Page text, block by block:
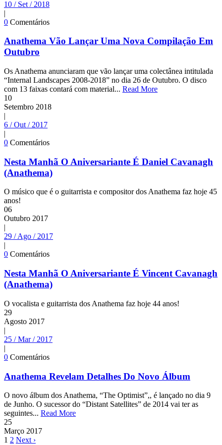
10 / Set / 2018
|
0 Comentários
Anathema Vão Lançar Uma Nova Compilação Em
Outubro
Os Anathema anunciaram que vão lançar uma colectânea intitulada
“Internal Landscapes 2008-2018” no dia 26 de Outubro. O disco
com 13 faixas contará com material... Read More
10
Setembro 2018
|
6 / Out / 2017
|
0 Comentários
Nesta Manhã O Aniversariante É Daniel Cavanagh
(Anathema)
O músico que é o guitarrista e compositor dos Anathema faz hoje 45
anos!
06
Outubro 2017
|
29 / Ago / 2017
|
0 Comentários
Nesta Manhã O Aniversariante É Vincent Cavanagh
(Anathema)
O vocalista e guitarrista dos Anathema faz hoje 44 anos!
29
Agosto 2017
|
25 / Mar / 2017
|
0 Comentários
Anathema Revelam Detalhes Do Novo Álbum
O novo álbum dos Anathema, “The Optimist”,, é lançado no dia 9
de Junho. O sucessor do “Distant Satellites” de 2014 vai ter as
seguintes... Read More
25
Março 2017
1 2 Next ›